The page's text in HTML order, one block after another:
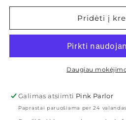
cirkoniu
cirkoniu
kiekįPridėti į
Daugiau
Galimas atsiimti Pink Parlor
Paprastai paruošiama per 24 valandas